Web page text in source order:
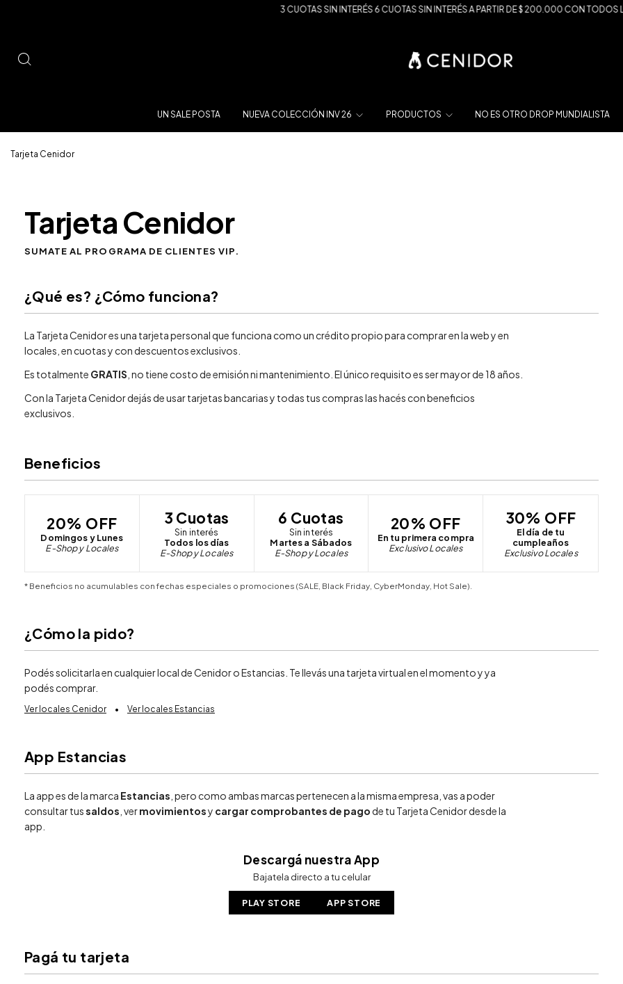
3 CUOTAS SIN INTERÉS 6 CUOTAS SIN INTERÉS A PARTIR DE $ 200.000 CON TODOS
UN SALE POSTA NUEVA COLECCIÓN INV 26 PRODUCTOS NO ES OTRO DROP MUNDIALISTA
Tarjeta Cenidor
Tarjeta Cenidor
SUMATE AL PROGRAMA DE CLIENTES VIP.
¿Qué es? ¿Cómo funciona?
La Tarjeta Cenidor es una tarjeta personal que funciona como un crédito propio para comprar en la web y en
locales, en cuotas y con descuentos exclusivos.
Es totalmente GRATIS , no tiene costo de emisión ni mantenimiento. El único requisito es ser mayor de 18 años.
Con la Tarjeta Cenidor dejás de usar tarjetas bancarias y todas tus compras las hacés con beneficios
exclusivos.
Beneficios
20% OFF
Domingos y Lunes
E-Shop y Locales
3 Cuotas
Sin interés
Todos los días
E-Shop y Locales
6 Cuotas
Sin interés
Martes a Sábados
E-Shop y Locales
20% OFF
En tu primera compra
Exclusivo Locales
30% OFF
El día de tu
cumpleaños
Exclusivo Locales
* Beneficios no acumulables con fechas especiales o promociones (SALE, Black Friday, CyberMonday, Hot Sale).
¿Cómo la pido?
Podés solicitarla en cualquier local de Cenidor o Estancias. Te llevás una tarjeta virtual en el momento y ya
podés comprar.
Ver locales Cenidor • Ver locales Estancias
App Estancias
La app es de la marca Estancias , pero como ambas marcas pertenecen a la misma empresa, vas a poder
consultar tussaldos , vermovimientosy cargar comprobantes de pagode tu Tarjeta Cenidor desde la
app.
Descargá nuestra App
Bajatela directo a tu celular
PLAY STORE APP STORE
Pagá tu tarjeta